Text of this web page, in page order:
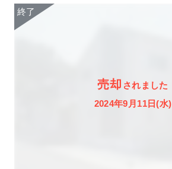
売却 されました
2024年9月11日(水)